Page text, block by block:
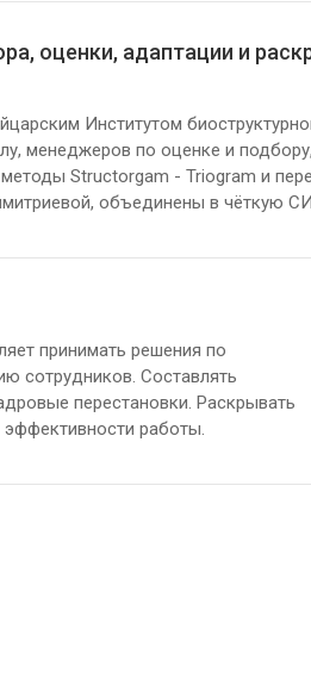
оценки, адаптации и
Институтом
менеджеров по оценке и
Structorgam - Triogram и
объединены в чёткую
принимать решения по
сотрудников. Составлять
перестановки. Раскрывать
работы.